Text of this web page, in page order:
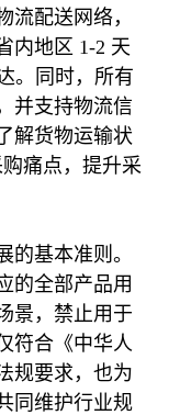
流配送网络，
内地区 1-2 天
。同时，所有
并支持物流信
解货物运输状
痛点，提升采
的基本准则。
的全部产品用
景，禁止用于
符合《中华人
规要求，也为
同维护行业规